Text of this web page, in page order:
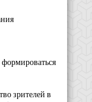
зрителей в